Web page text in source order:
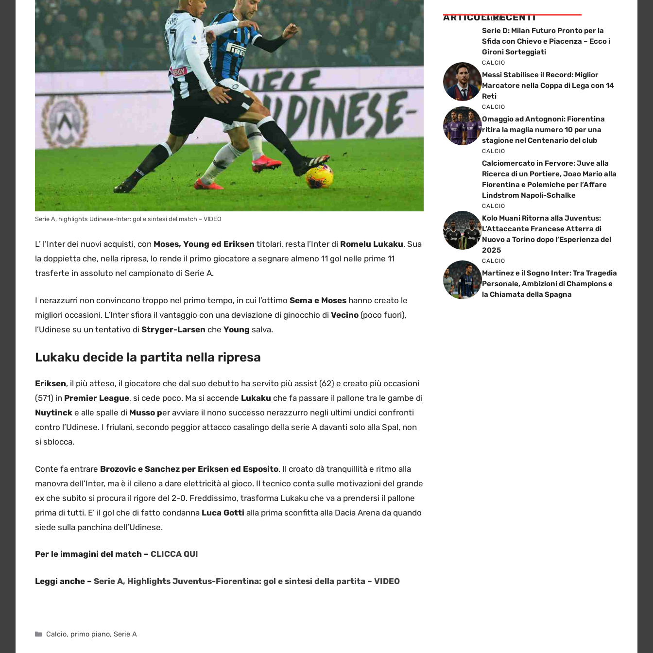
Serie A, highlights Udinese-Inter: gol e sintesi del match – VIDEO
L’ l’Inter dei nuovi acquisti, con Moses, Young ed Eriksen titolari, resta l’Inter di Romelu Lukaku. Sua
la doppietta che, nella ripresa, lo rende il primo giocatore a segnare almeno 11 gol nelle prime 11
trasferte in assoluto nel campionato di Serie A.
I nerazzurri non convincono troppo nel primo tempo, in cui l’ottimo Sema e Moses hanno creato le
migliori occasioni. L’Inter sfiora il vantaggio con una deviazione di ginocchio di Vecino (poco fuori),
l’Udinese su un tentativo di Stryger-Larsen che Young salva.
Lukaku decide la partita nella ripresa
Eriksen, il più atteso, il giocatore che dal suo debutto ha servito più assist (62) e creato più occasioni
(571) in Premier League, si cede poco. Ma si accende Lukaku che fa passare il pallone tra le gambe di
Nuytinck e alle spalle di Musso per avviare il nono successo nerazzurro negli ultimi undici confronti
contro l’Udinese. I friulani, secondo peggior attacco casalingo della serie A davanti solo alla Spal, non
si sblocca.
Conte fa entrare Brozovic e Sanchez per Eriksen ed Esposito. Il croato dà tranquillità e ritmo alla
manovra dell’Inter, ma è il cileno a dare elettricità al gioco. Il tecnico conta sulle motivazioni del grande
ex che subito si procura il rigore del 2-0. Freddissimo, trasforma Lukaku che va a prendersi il pallone
prima di tutti. E’ il gol che di fatto condanna Luca Gotti alla prima sconfitta alla Dacia Arena da quando
siede sulla panchina dell’Udinese.
Per le immagini del match – CLICCA QUI
Leggi anche – Serie A, Highlights Juventus-Fiorentina: gol e sintesi della partita – VIDEO
Categorie
Calcio, primo piano,Serie A
ARTICOLI RECENTI
CALCIO
Serie D: Milan Futuro Pronto per la
Sfida con Chievo e Piacenza – Ecco i
Gironi Sorteggiati
CALCIO
Messi Stabilisce il Record: Miglior
Marcatore nella Coppa di Lega con 14
Reti
CALCIO
Omaggio ad Antognoni: Fiorentina
ritira la maglia numero 10 per una
stagione nel Centenario del club
CALCIO
Calciomercato in Fervore: Juve alla
Ricerca di un Portiere, Joao Mario alla
Fiorentina e Polemiche per l’Affare
Lindstrom Napoli-Schalke
CALCIO
Kolo Muani Ritorna alla Juventus:
L’Attaccante Francese Atterra di
Nuovo a Torino dopo l’Esperienza del
2025
CALCIO
Martinez e il Sogno Inter: Tra Tragedia
Personale, Ambizioni di Champions e
la Chiamata della Spagna